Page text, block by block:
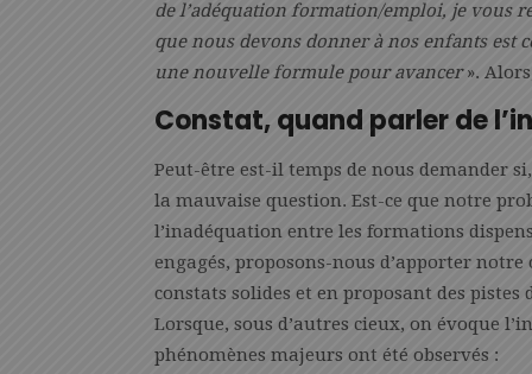
de l’adéquation formation/emploi, je vous
que nous devons donner à nos enfants est
une nouvelle formule pour avancer».
Constat, quand parler de
Peut-être est-il temps de nous demander
la mauvaise question. Est-ce que notre
l’inadéquation entre les formations
engagés, proposons-nous d’apporter
constats solides et en proposant des pistes
Lorsque, sous d’autres cieux, on évoque
phénomènes majeurs ont été observés :